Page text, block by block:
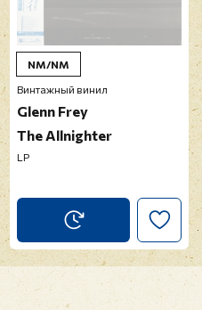
NM/NM
Винтажный винил
Glenn Frey
The Allnighter
LP